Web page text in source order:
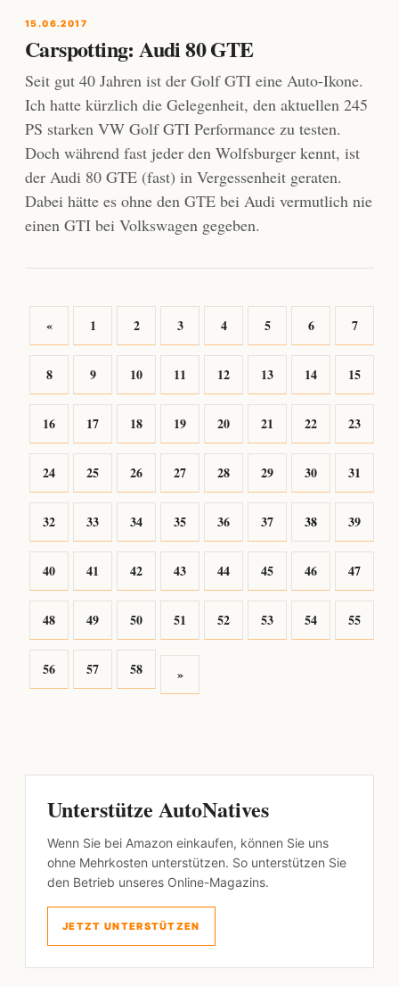
15.06.2017
Carspotting: Audi 80 GTE
Seit gut 40 Jahren ist der Golf GTI eine Auto-Ikone.
Ich hatte kürzlich die Gelegenheit, den aktuellen 245
PS starken VW Golf GTI Performance zu testen.
Doch während fast jeder den Wolfsburger kennt, ist
der Audi 80 GTE (fast) in Vergessenheit geraten.
Dabei hätte es ohne den GTE bei Audi vermutlich nie
einen GTI bei Volkswagen gegeben.
« 1 2 3 4 5 6 7
8 9 10 11 12 13 14 15
16 17 18 19 20 21 22 23
24 25 26 27 28 29 30 31
32 33 34 35 36 37 38 39
40 41 42 43 44 45 46 47
48 49 50 51 52 53 54 55
56 57 58 »
Unterstütze AutoNatives
Wenn Sie bei Amazon einkaufen, können Sie uns
ohne Mehrkosten unterstützen. So unterstützen Sie
den Betrieb unseres Online-Magazins.
JETZT UNTERSTÜTZEN